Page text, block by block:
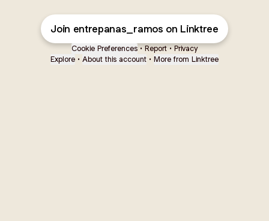
Join entrepanas_ramos on Linktree
Cookie Preferences • Report • Privacy
Explore • About this account • More from Linktree